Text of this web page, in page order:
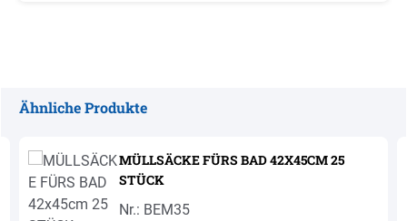
Ähnliche Produkte
MÜLLSÄCKE FÜRS BAD 42X45CM 25
STÜCK
Nr.: BEM35